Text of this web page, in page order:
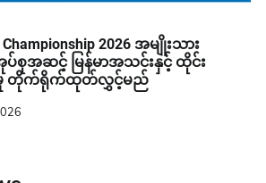
Championship 2026 အမျိုးသား
ပ်စုအဆင့် မြန်မာအသင်းနှင့် ထိုင်း
မှု တိုက်ရိုက်ထုတ်လွှင့်မည်